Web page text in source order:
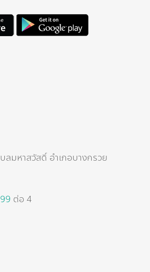
มหาสวัสดิ์ อำเภอบางกรวย
ต่อ 4